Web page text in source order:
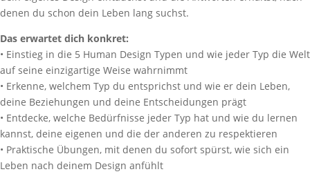
denen du schon dein Leben lang suchst.
Das erwartet dich konkret:
• Einstieg in die 5 Human Design Typen und wie jeder Typ die Welt
auf seine einzigartige Weise wahrnimmt
• Erkenne, welchem Typ du entsprichst und wie er dein Leben,
deine Beziehungen und deine Entscheidungen prägt
• Entdecke, welche Bedürfnisse jeder Typ hat und wie du lernen
kannst, deine eigenen und die der anderen zu respektieren
• Praktische Übungen, mit denen du sofort spürst, wie sich ein
Leben nach deinem Design anfühlt